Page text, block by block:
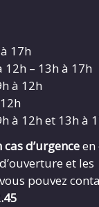
17h
12h – 13h à 17h
à 12h
à 12h et 13h à
d’urgenceen
et les
pouvez